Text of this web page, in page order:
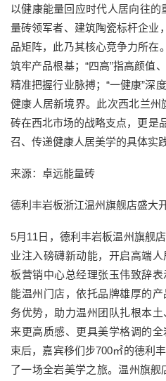
以健康能量回应时代人居向往的
量砖领军者、建筑陶瓷标杆企业
品矩阵，此乃其核心竞争力所在
筑牢产品根基；“四高”指高颜值
精准把握行业脉搏；“一健康”深
健康人居新境界。此次西北兰州
砖在西北市场的战略支点，更是
召、传递健康人居美学的具体实践
来源：卓远能量砖
德利丰岩板浙江温州旗舰店盛大
5月11日，德利丰岩板温州旗舰
业注入磅礴新动能，开启高端
板营销中心总经理张玉伟致辞
能温州门店，依托品牌雄厚的
务优势，助力温州团队扎根本
来更高质感、更具美学格调的
束后，嘉宾移们步700㎡的德利
了一场全岩美学之旅。温州旗舰